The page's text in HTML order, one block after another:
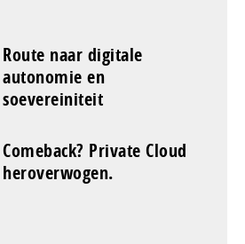
Route naar digitale
autonomie en
soevereiniteit
Comeback? Private Cloud
heroverwogen.